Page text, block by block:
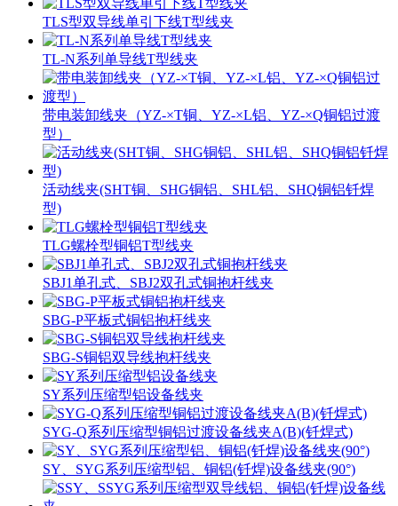
TLS型双导线单引下线T型线夹
TL-N系列单导线T型线夹
带电装卸线夹（YZ-×T铜、YZ-×L铝、YZ-×Q铜铝过渡
型）
活动线夹(SHT铜、SHG铜铝、SHL铝、SHQ铜铝钎焊
型)
TLG螺栓型铜铝T型线夹
SBJ1单孔式、SBJ2双孔式铜抱杆线夹
SBG-P平板式铜铝抱杆线夹
SBG-S铜铝双导线抱杆线夹
SY系列压缩型铝设备线夹
SYG-Q系列压缩型铜铝过渡设备线夹A(B)(钎焊式)
SY、SYG系列压缩型铝、铜铝(钎焊)设备线夹(90°)